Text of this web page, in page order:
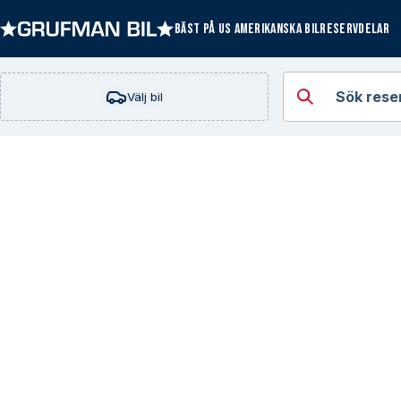
BÄST PÅ US AMERIKANSKA BILRESERVDELAR
Välj bil
Sök